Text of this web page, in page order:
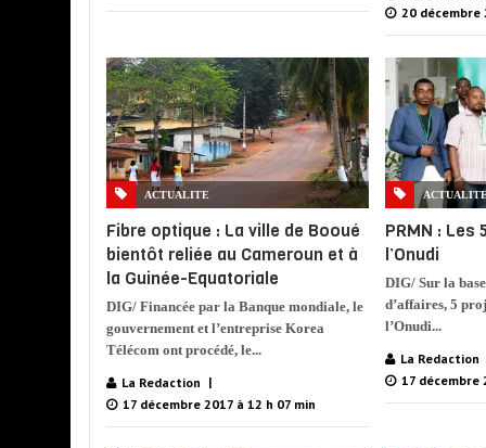
20 décembre
ACTUALITE
Fibre optique : La ville de Booué
bientôt reliée au Cameroun et à
la Guinée-Equatoriale
DIG/ Financée par la Banque mondiale, le
gouvernement et l’entreprise Korea
Télécom ont procédé, le...
La Redaction
17 décembre 2017 à 12 h 07 min
PRMN :
l’Onudi
DIG/ Sur la
d’affaires, 5
l’Onudi...
La Redaction
17 décembre